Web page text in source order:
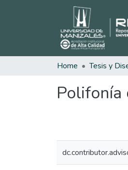
Home Tesis y
Polifonía